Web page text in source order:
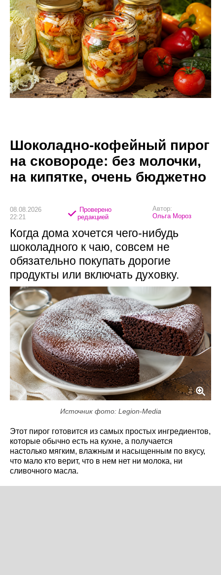
Шоколадно-кофейный пирог
на сковороде: без молочки,
на кипятке, очень бюджетно
08.08.2026
22:21
Проверено
редакцией
Автор:
Ольга Мороз
Когда дома хочется чего-нибудь
шоколадного к чаю, совсем не
обязательно покупать дорогие
продукты или включать духовку.
Источник фото: Legion-Media
Этот пирог готовится из самых простых ингредиентов,
которые обычно есть на кухне, а получается
настолько мягким, влажным и насыщенным по вкусу,
что мало кто верит, что в нем нет ни молока, ни
сливочного масла.